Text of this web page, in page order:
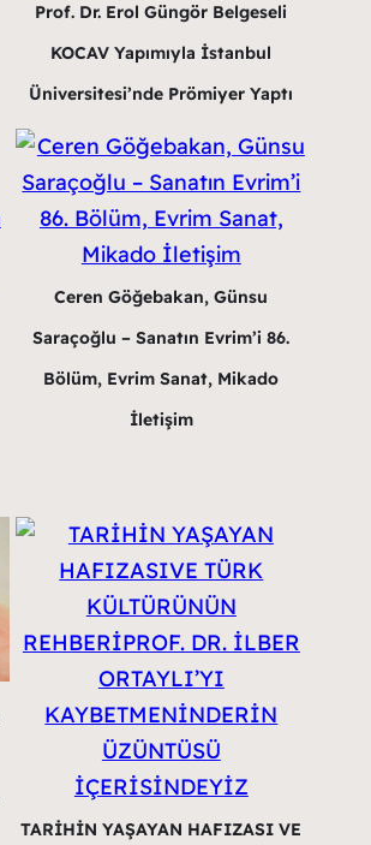
Prof. Dr. Erol Güngör Belgeseli
KOCAV Yapımıyla İstanbul
Üniversitesi’nde Prömiyer Yaptı
Ceren Göğebakan, Günsu
Saraçoğlu – Sanatın Evrim’i 86.
Bölüm, Evrim Sanat, Mikado
İletişim
TARİHİN YAŞAYAN HAFIZASI VE